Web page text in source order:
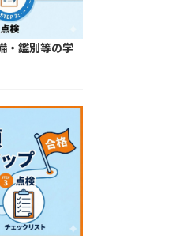
・鑑別等の学